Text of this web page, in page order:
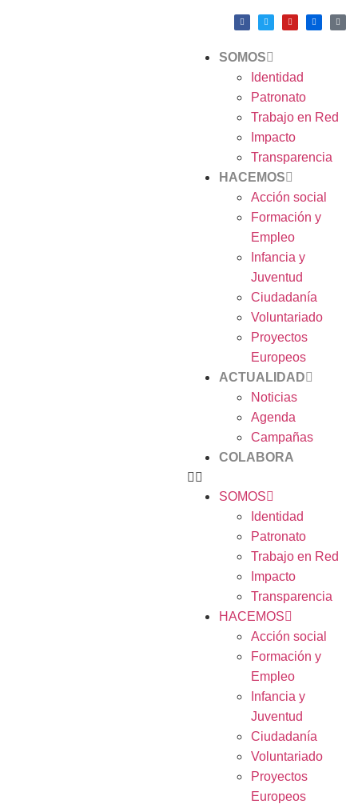
SOMOS
Identidad
Patronato
Trabajo en Red
Impacto
Transparencia
HACEMOS
Acción social
Formación y
Empleo
Infancia y
Juventud
Ciudadanía
Voluntariado
Proyectos
Europeos
ACTUALIDAD
Noticias
Agenda
Campañas
COLABORA
SOMOS
Identidad
Patronato
Trabajo en Red
Impacto
Transparencia
HACEMOS
Acción social
Formación y
Empleo
Infancia y
Juventud
Ciudadanía
Voluntariado
Proyectos
Europeos